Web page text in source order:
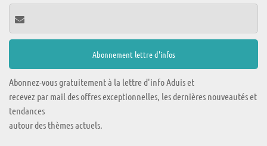
Abonnez-vous gratuitement à la lettre d'info Aduis et
recevez par mail des offres exceptionnelles, les dernières nouveautés et
tendances
autour des thèmes actuels.